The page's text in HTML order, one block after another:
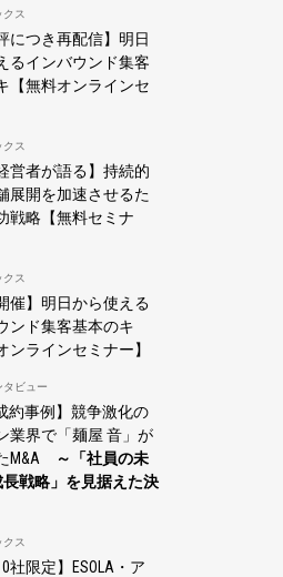
ス
につき再配信】明日
るインバウンド集客
【無料オンラインセ
ス
営者が語る】持続的
展開を加速させるた
戦略【無料セミナ
ス
催】明日から使える
ンド集客基本のキ
ンラインセミナー】
タビュー
約事例】競争激化の
業界で「麺屋 音」が
M&A
～「社員の未
戦略」を見据えた決
ス
社限定】ESOLA・ア